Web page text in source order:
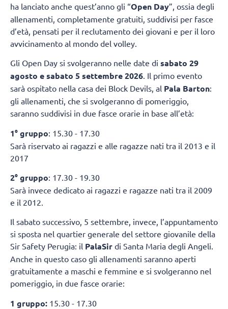
ha lanciato anche quest’anno gli “Open Day”, ossia degli
allenamenti, completamente gratuiti, suddivisi per fasce
d’età, pensati per il reclutamento dei giovani e per il loro
avvicinamento al mondo del volley.
Gli Open Day si svolgeranno nelle date di sabato 29
agosto e sabato 5 settembre 2026. Il primo evento
sarà ospitato nella casa dei Block Devils, al Pala Barton:
gli allenamenti, che si svolgeranno di pomeriggio,
saranno suddivisi in due fasce orarie in base all’età:
1° gruppo: 15.30 - 17.30
Sarà riservato ai ragazzi e alle ragazze nati tra il 2013 e il
2017
2° gruppo: 17.30 - 19.30
Sarà invece dedicato ai ragazzi e ragazze nati tra il 2009
e il 2012.
Il sabato successivo, 5 settembre, invece, l’appuntamento
si sposta nel quartier generale del settore giovanile della
Sir Safety Perugia: il PalaSir di Santa Maria degli Angeli.
Anche in questo caso gli allenamenti saranno aperti
gratuitamente a maschi e femmine e si svolgeranno nel
pomeriggio, in due fasce orarie:
1 gruppo: 15.30 - 17.30